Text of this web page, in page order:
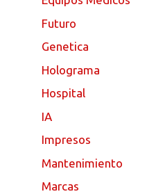
Futuro
Genetica
Holograma
Hospital
IA
Impresos
Mantenimiento
Marcas